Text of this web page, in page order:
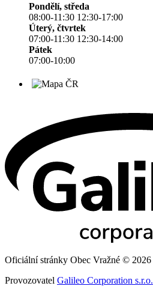
Pondělí, středa
08:00-11:30 12:30-17:00
Úterý, čtvrtek
07:00-11:30 12:30-14:00
Pátek
07:00-10:00
Oficiální stránky Obec Vražné © 2026
Provozovatel Galileo Corporation s.r.o.